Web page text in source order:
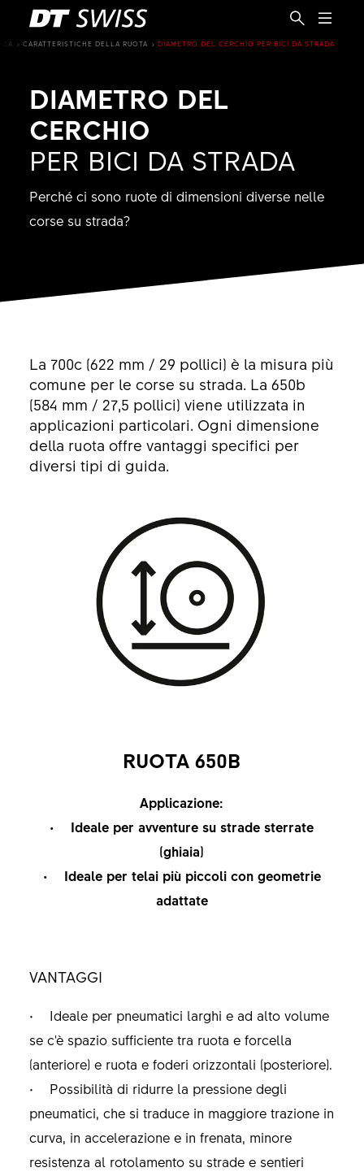
CARATTERISTICHE DELLA RUOTA DIAMETRO DEL CERCHIO PER BICI DA STRADA
DIAMETRO DEL
CERCHIO
PER BICI DA STRADA
Perché ci sono ruote di dimensioni diverse nelle
corse su strada?
La 700c (622 mm / 29 pollici) è la misura più
comune per le corse su strada. La 650b
(584 mm / 27,5 pollici) viene utilizzata in
applicazioni particolari. Ogni dimensione
della ruota offre vantaggi specifici per
diversi tipi di guida.
RUOTA 650B
Applicazione:
• Ideale per avventure su strade sterrate
(ghiaia)
• Ideale per telai più piccoli con geometrie
adattate
VANTAGGI
• Ideale per pneumatici larghi e ad alto volume
se c'è spazio sufficiente tra ruota e forcella
(anteriore) e ruota e foderi orizzontali (posteriore).
• Possibilità di ridurre la pressione degli
pneumatici, che si traduce in maggiore trazione in
curva, in accelerazione e in frenata, minore
resistenza al rotolamento su strade e sentieri